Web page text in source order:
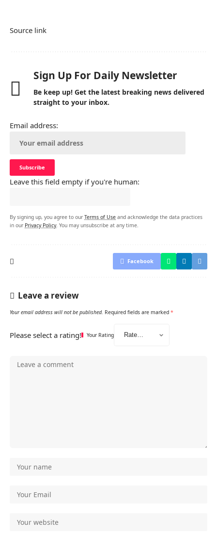
Source link
Sign Up For Daily Newsletter
Be keep up! Get the latest breaking news delivered
straight to your inbox.
Email address:
Leave this field empty if you're human:
By signing up, you agree to our Terms of Use and acknowledge the data practices
in our Privacy Policy. You may unsubscribe at any time.
Facebook
Leave a review
Your email address will not be published. Required fields are marked *
Please select a rating! Your Rating